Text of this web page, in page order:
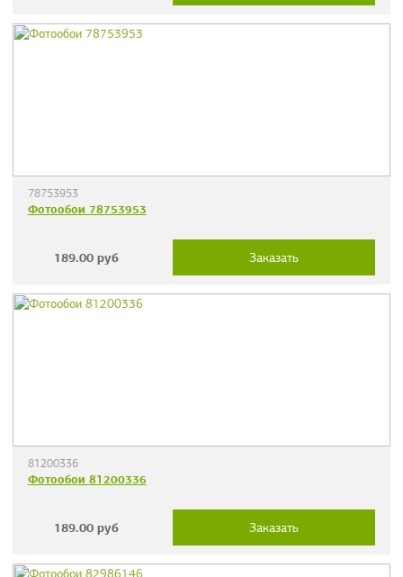
78753953
Фотообои 78753953
189.00 руб Заказать
81200336
Фотообои 81200336
189.00 руб Заказать